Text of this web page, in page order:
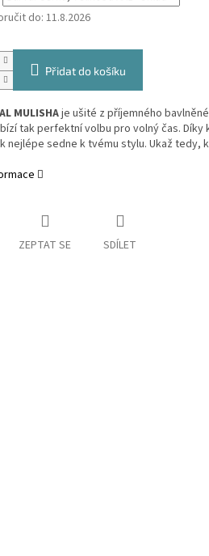
do: 11.8.2026
Přidat do košíku
MULISHAje ušité z příjemného
tak perfektní volbu pro volný čas.
nejlépe sedne k tvému stylu. Ukaž tedy,
ZEPTAT SE SDÍLET